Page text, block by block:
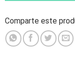
Comparte este